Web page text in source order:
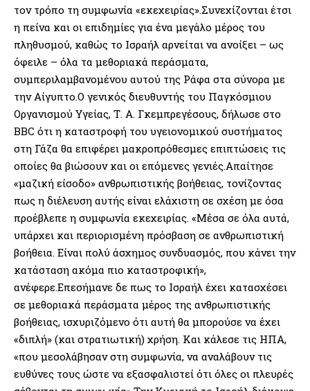
τον τρόπο τη συμφωνία «εκεχειρίας».Συνεχίζονται έτσι
η πείνα και οι επιδημίες για ένα μεγάλο μέρος του
πληθυσμού, καθώς το Ισραήλ αρνείται να ανοίξει – ως
όφειλε – όλα τα μεθοριακά περάσματα,
συμπεριλαμβανομένου αυτού της Ράφα στα σύνορα με
την Αίγυπτο.Ο γενικός διευθυντής του Παγκόσμιου
Οργανισμού Υγείας, Τ. Α. Γκεμπρεγέσους, δήλωσε στο
BBC ότι η καταστροφή του υγειονομικού συστήματος
στη Γάζα θα επιφέρει μακροπρόθεσμες επιπτώσεις τις
οποίες θα βιώσουν και οι επόμενες γενιές.Απαίτησε
«μαζική είσοδο» ανθρωπιστικής βοήθειας, τονίζοντας
πως η διέλευση αυτής είναι ελάχιστη σε σχέση με όσα
προέβλεπε η συμφωνία εκεχειρίας. «Μέσα σε όλα αυτά,
υπάρχει και περιορισμένη πρόσβαση σε ανθρωπιστική
βοήθεια. Είναι πολύ άσχημος συνδυασμός, που κάνει την
κατάσταση ακόμα πιο καταστροφική»,
ανέφερε.Επεσήμανε δε πως το Ισραήλ έχει κατασχέσει
σε μεθοριακά περάσματα μέρος της ανθρωπιστικής
βοήθειας, ισχυριζόμενο ότι αυτή θα μπορούσε να έχει
«διπλή» (και στρατιωτική) χρήση. Και κάλεσε τις ΗΠΑ,
«που μεσολάβησαν στη συμφωνία, να αναλάβουν τις
ευθύνες τους ώστε να εξασφαλιστεί ότι όλες οι πλευρές